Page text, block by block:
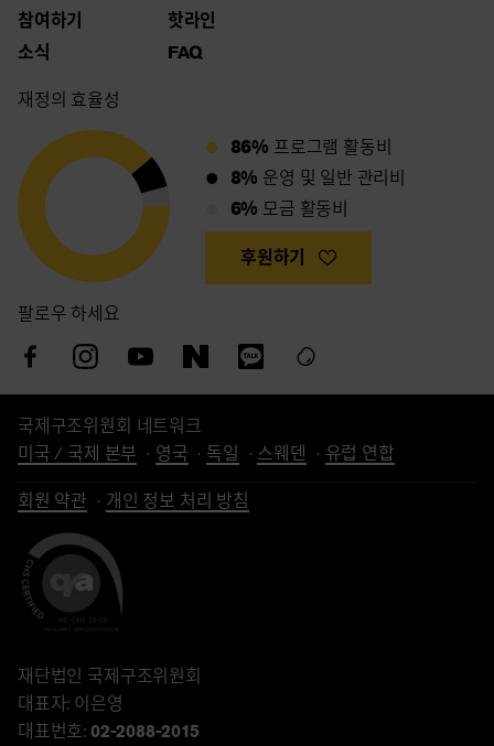
참여하기
소식
핫라인
FAQ
재정의 효율성
86% 프로그램 활동비
8% 운영 및 일반 관리비
6% 모금 활동비
후원하기
팔로우 하세요
국제구조위원회 네트워크
미국 / 국제 본부
영국 독일 스웨덴 유럽 연합
회원 약관 개인 정보 처리 방침
재단법인 국제구조위원회
대표자: 이은영
대표번호: 02-2088-2015